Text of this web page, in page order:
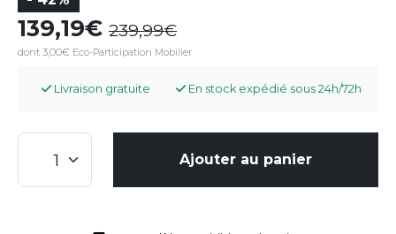
139,19 239,99
dont 3,00€ Eco-Participation Mobilier
Livraison gratuite En stock expédié sous 24h/72h
Ajouter au panier